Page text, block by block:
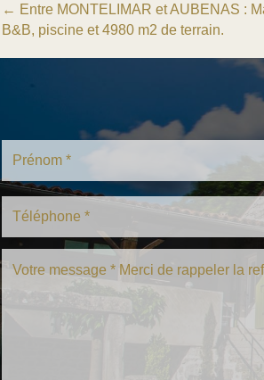
Posts
navigation
← Entre MONTELIMAR et AUBENAS :
B&B, piscine et 4980 m2 de terrain.